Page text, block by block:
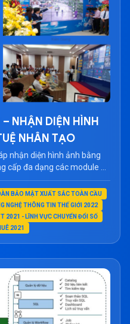
NHẬN DIỆN HÌNH
NHÂN TẠO
nhận diện hình ảnh bằng
cấp đa dạng các module AI
điểm danh sử dụng trí tuệ
bảng/camera Ưu điểm của
Giải Pháp […]
BẢO MẬT XUẤT SẮC TOÀN CẦU
NGHỆ THÔNG TIN THẾ GIỚI 2022
2021 - LĨNH VỰC CHUYỂN ĐỔI SỐ
2021